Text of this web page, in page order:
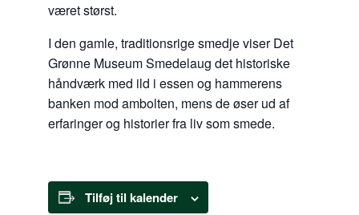
været størst.
I den gamle, traditionsrige smedje viser Det
Grønne Museum Smedelaug det historiske
håndværk med ild i essen og hammerens
banken mod ambolten, mens de øser ud af
erfaringer og historier fra liv som smede.
Tilføj til kalender